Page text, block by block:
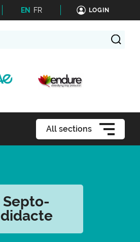
EN FR LOGIN
All sections
Septo-
didacte